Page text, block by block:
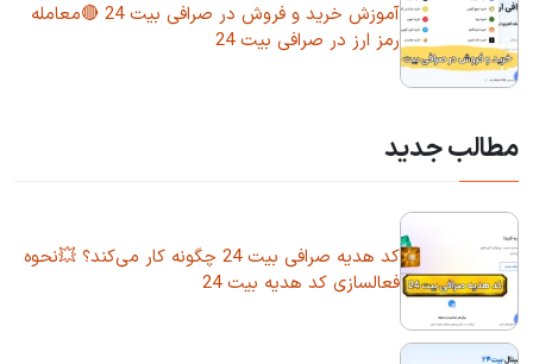
آموزش خرید و فروش در صرافی بیت 24 🔴معامله
رمز ارز در صرافی بیت 24
مطالب جدید
کد هدیه صرافی بیت 24 چگونه کار می‌کند؟ 💥نحوه
فعالسازی کد هدیه بیت 24